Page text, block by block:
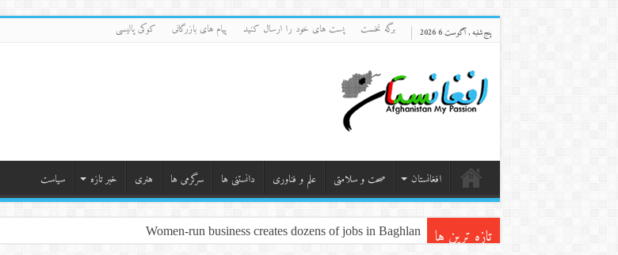
پنج‌شنبه , آگوست 6 2026 برگه نخست پست های خود را ارسال کنید پیام های بازرگانی کوکی پالیسی
افغانستان صحت و سلامتی علم و فناوری دانستنی ها سرگرمی ها هنری خبر تازه سیاست
تازه ترین ها Women-run business creates dozens of jobs in Baghlan